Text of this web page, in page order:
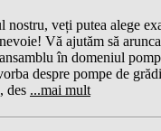
nostru, veți putea alege
Vă ajutăm să
în domeniul
despre pompe de
des ...mai mult